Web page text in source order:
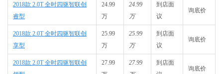
2018款 2.0T 全时四驱智联创
睿型
24.99
万
24.99
万
到店面
议
询底价
2018款 2.0T 全时四驱智联创
享型
25.99
万
25.99
万
到店面
议
询底价
2018款 2.0T 全时四驱智联创
27.99
27.99
到店面
询底价